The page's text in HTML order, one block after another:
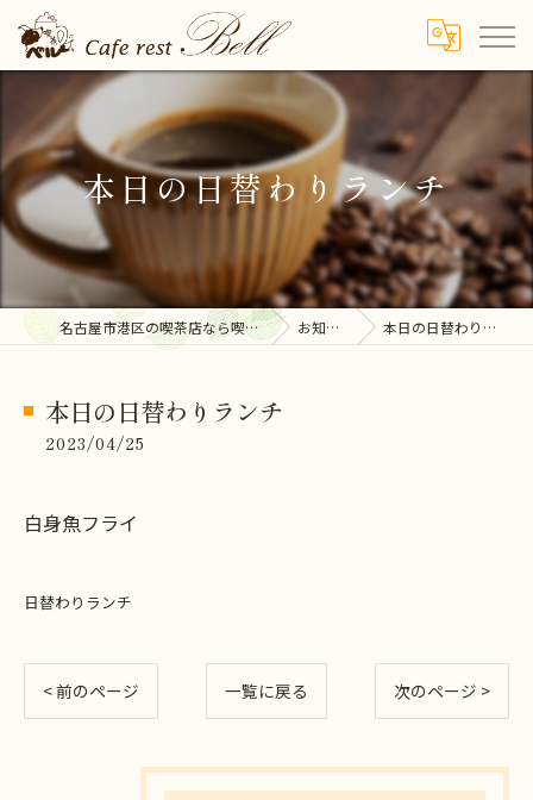
本日の日替わりランチ
名古屋市港区の喫茶店なら喫茶ベル お知らせ 本日の日替わりランチ
本日の日替わりランチ
2023/04/25
白身魚フライ
日替わりランチ
< 前のページ 一覧に戻る 次のページ >